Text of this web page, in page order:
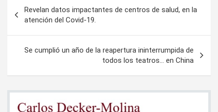
de
entradas
Revelan datos impactantes de centros de salud, en la
atención del Covid-19.
Se cumplió un año de la reapertura ininterrumpida de
todos los teatros… en China